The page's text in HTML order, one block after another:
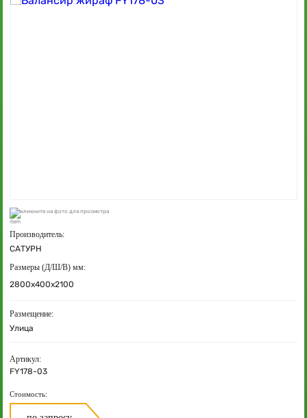
кликните на фото для просмотра
Производитель:
САТУРН
Размеры (Д/Ш/В) мм:
2800х400х2100
Размещение:
Улица
Артикул:
FY178-03
Стоимость: